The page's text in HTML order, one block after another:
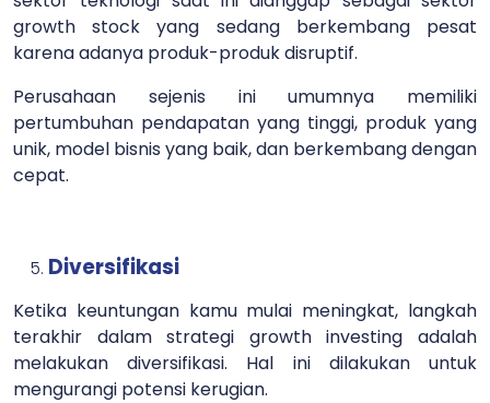
growth stock yang sedang berkembang pesat
karena adanya produk-produk disruptif.
Perusahaan sejenis ini umumnya memiliki
pertumbuhan pendapatan yang tinggi, produk yang
unik, model bisnis yang baik, dan berkembang dengan
cepat.
Diversifikasi
Ketika keuntungan kamu mulai meningkat, langkah
terakhir dalam strategi growth investing adalah
melakukan diversifikasi. Hal ini dilakukan untuk
mengurangi potensi kerugian.